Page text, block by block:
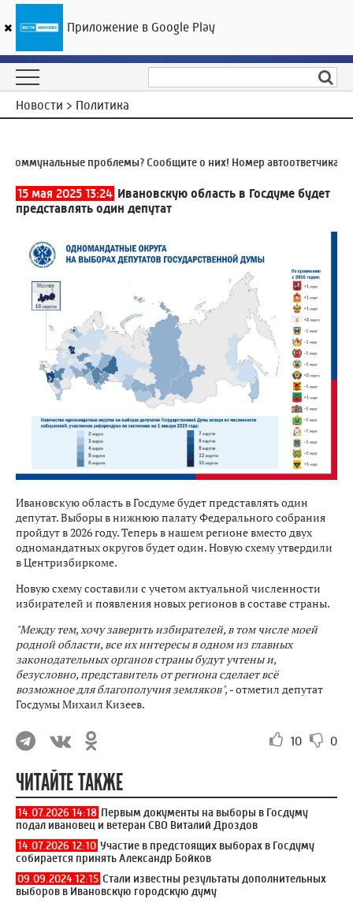
ГТРК «Ивтелерадио»
Новости > Политика
проблемы? Сообщите о них! Номер автоответчика:8
15 мая 2025 13:24 Ивановскую область в Госдуме будет
представлять один депутат
Ивановскую область в Госдуме будет представлять один
депутат. Выборы в нижнюю палату Федерального собрания
пройдут в 2026 году. Теперь в нашем регионе вместо двух
одномандатных округов будет один. Новую схему утвердили
в Центризбиркоме.
Новую схему составили с учетом актуальной численности
избирателей и появления новых регионов в составе страны.
"Между тем, хочу заверить избирателей, в том числе моей
родной области, все их интересы в одном из главных
законодательных органов страны будут учтены и,
безусловно, представитель от региона сделает всё
возможное для благополучия земляков", - отметил депутат
Госдумы Михаил Кизеев.
10 0
ЧИТАЙТЕ ТАКЖЕ
14.07.2026 14:18 Первым документы на выборы в Госдуму
подал ивановец и ветеран СВО Виталий Дроздов
14.07.2026 12:10 Участие в предстоящих выборах в Госдуму
собирается принять Александр Бойков
09.09.2024 12:15 Стали известны результаты дополнительных
выборов в Ивановскую городскую думу
Приложение в Google Play